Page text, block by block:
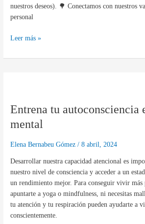
nuestros deseos). 🌳 Conectamos con nuestros
personal
Leer más »
Entrena tu autoconsciencia
mental
Elena Bernabeu Gómez/8 abril, 2024
Desarrollar nuestra capacidad atencional es
nuestro nivel de consciencia y acceder a un
un rendimiento mejor. Para conseguir vivir más
apuntarte a yoga o mindfulness, ni necesitas
tu atención y tu respiración pueden ayudarte a
conscientemente.
autoconsciencia
tu